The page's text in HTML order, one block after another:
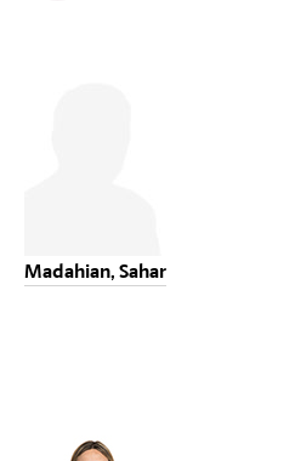
Madahian, Sahar